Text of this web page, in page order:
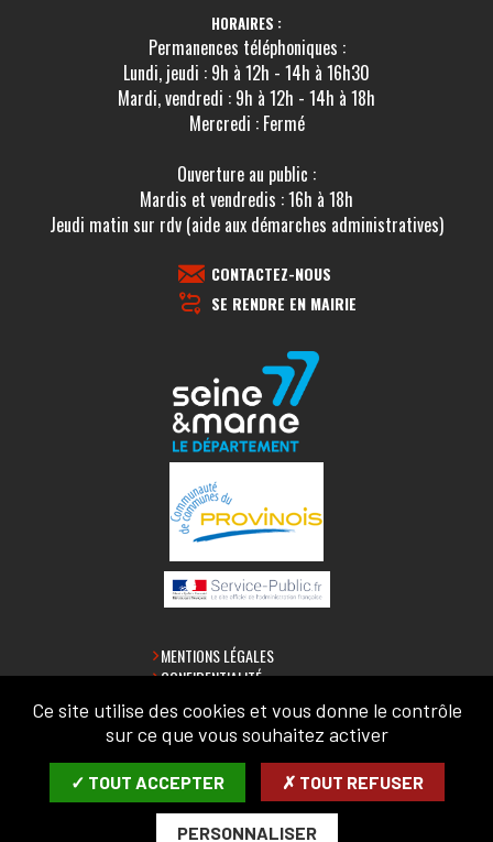
HORAIRES :
Permanences téléphoniques :
Lundi, jeudi : 9h à 12h - 14h à 16h30
Mardi, vendredi : 9h à 12h - 14h à 18h
Mercredi : Fermé
Ouverture au public :
Mardis et vendredis : 16h à 18h
Jeudi matin sur rdv (aide aux démarches administratives)
CONTACTEZ-NOUS
SE RENDRE EN MAIRIE
MENTIONS LÉGALES
CONFIDENTIALITÉ
ACCESSIBILITÉ
PLAN DU SITE
LETTRE D'INFORMATION
SAISIR VOTRE COURRIEL:
Ce site utilise des cookies et vous donne le contrôle
sur ce que vous souhaitez activer
✓ TOUT ACCEPTER ✗ TOUT REFUSER
PERSONNALISER